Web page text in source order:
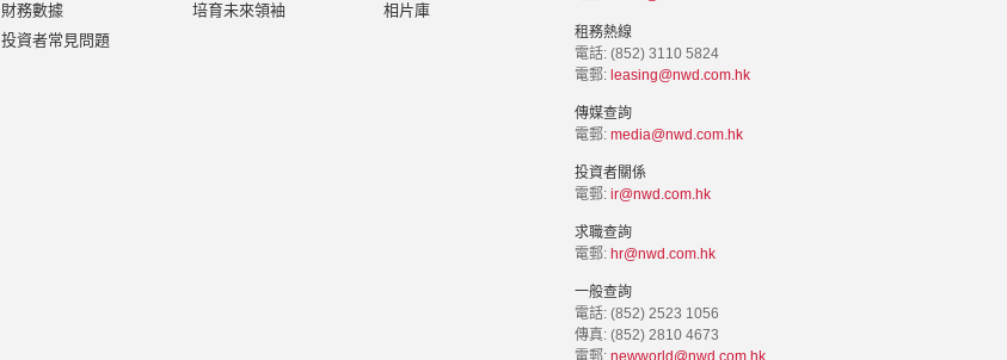
財務數據
投資者常見問題
培育未來領袖
相片庫
租務熱線
電話: (852) 3110 5824
電郵: leasing@nwd.com.hk
傳媒查詢
電郵: media@nwd.com.hk
投資者關係
電郵: ir@nwd.com.hk
求職查詢
電郵: hr@nwd.com.hk
一般查詢
電話: (852) 2523 1056
傳真: (852) 2810 4673
電郵: newworld@nwd.com.hk